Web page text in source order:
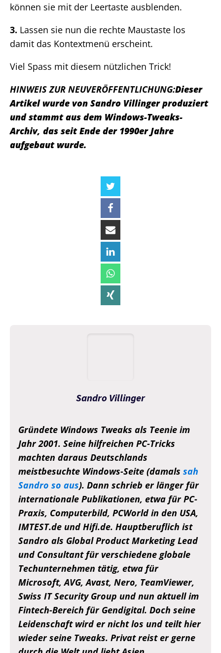
können sie mit der Leertaste ausblenden.
3. Lassen sie nun die rechte Maustaste los
damit das Kontextmenü erscheint.
Viel Spass mit diesem nützlichen Trick!
HINWEIS ZUR NEUVERÖFFENTLICHUNG:Dieser
Artikel wurde von Sandro Villinger produziert
und stammt aus dem Windows-Tweaks-
Archiv, das seit Ende der 1990er Jahre
aufgebaut wurde.
Sandro Villinger
Gründete Windows Tweaks als Teenie im
Jahr 2001. Seine hilfreichen PC-Tricks
machten daraus Deutschlands
meistbesuchte Windows-Seite (damals sah
Sandro so aus). Dann schrieb er länger für
internationale Publikationen, etwa für PC-
Praxis, Computerbild, PCWorld in den USA,
IMTEST.de und Hifi.de. Hauptberuflich ist
Sandro als Global Product Marketing Lead
und Consultant für verschiedene globale
Techunternehmen tätig, etwa für
Microsoft, AVG, Avast, Nero, TeamViewer,
Swiss IT Security Group und nun aktuell im
Fintech-Bereich für Gendigital. Doch seine
Leidenschaft wird er nicht los und teilt hier
wieder seine Tweaks. Privat reist er gerne